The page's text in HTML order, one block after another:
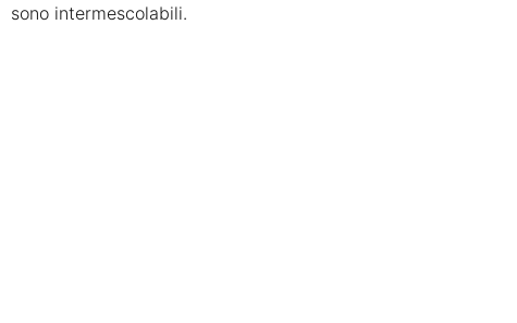
sono intermescolabili.